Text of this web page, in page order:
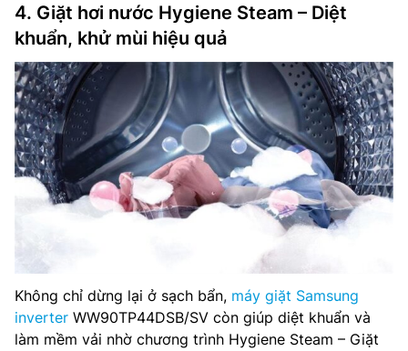
4. Giặt hơi nước Hygiene Steam – Diệt
khuẩn, khử mùi hiệu quả
Không chỉ dừng lại ở sạch bẩn, máy giặt Samsung
inverter WW90TP44DSB/SV còn giúp diệt khuẩn và
làm mềm vải nhờ chương trình Hygiene Steam – Giặt